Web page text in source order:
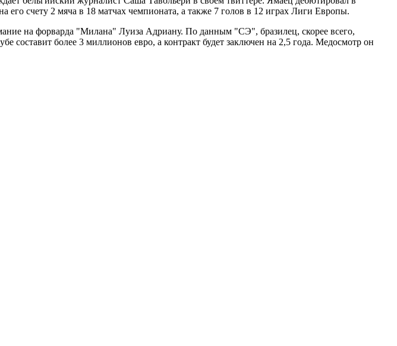
счету 2 мяча в 18 матчах чемпионата, а также 7 голов в 12 играх Лиги Европы.
на форварда "Милана" Луиза Адриану. По данным "СЭ", бразилец, скорее всего,
составит более 3 миллионов евро, а контракт будет заключен на 2,5 года. Медосмотр он